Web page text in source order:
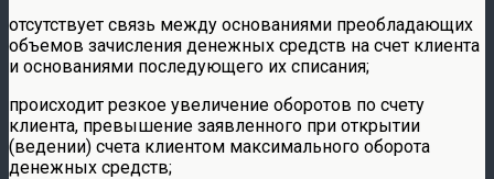
отсутствует связь между основаниями преобладающих
объемов зачисления денежных средств на счет клиента
и основаниями последующего их списания;
происходит резкое увеличение оборотов по счету
клиента, превышение заявленного при открытии
(ведении) счета клиентом максимального оборота
денежных средств;